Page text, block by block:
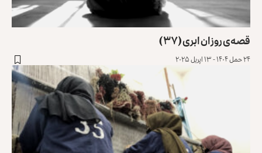
قصه‌ی روزان ابری (۳۷)
۲۴ حمل ۱۴۰۴ - ۱۳ اپریل ۲۰۲۵